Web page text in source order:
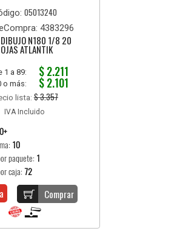
05013240
4383296
DIBUJO N180 1/8 20
ATLANTIK
1 a 89: $ 2.211
o más: $ 2.101
lista:$ 3.357
IVA Incluido
10
paquete: 1
caja: 72
Comprar